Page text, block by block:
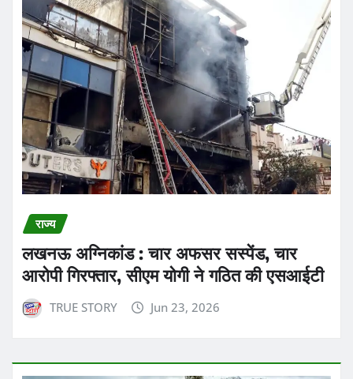
राज्य
लखनऊ अग्निकांड : चार अफसर सस्पेंड, चार
आरोपी गिरफ्तार, सीएम योगी ने गठित की एसआईटी
TRUE STORY Jun 23, 2026